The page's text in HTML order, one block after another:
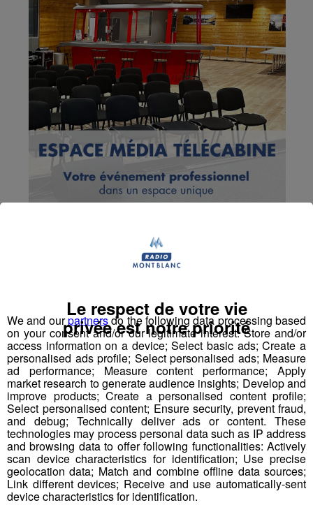
Pays de Savoie : Venir à l’école à
vélo ou en covoiturage, un défi
pour les écoliers
Publié par La Rédaction Radio Mont Blanc-24 avril 2026 à
12h43
Radio Mont Blanc
Actus
Environnement
We and ourpartnersdo the following data processing based
on your consent and/or our legitimate interest: Store and/or
access information on a device; Select basic ads; Create a
personalised ads profile; Select personalised ads; Measure
ad performance; Measure content performance; Apply
market research to generate audience insights; Develop and
improve products; Create a personalised content profile;
Select personalised content; Ensure security, prevent fraud,
and debug; Technically deliver ads or content. These
technologies may process personal data such as IP address
and browsing data to offer following functionalities: Actively
scan device characteristics for identification; Use precise
geolocation data; Match and combine offline data sources;
Link different devices; Receive and use automatically-sent
device characteristics for identification.
Le respect de votre vie
privée est notre priorité